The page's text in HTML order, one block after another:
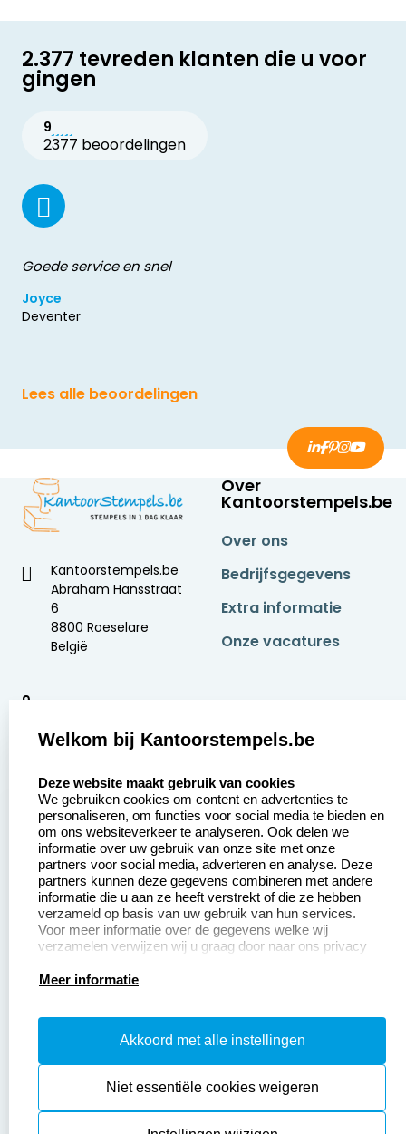
2.377 tevreden klanten die u voor
gingen
9
2377 beoordelingen
Goede service en snel
Joyce
Deventer
Lees alle beoordelingen
Kantoorstempels.be
Abraham Hansstraat
6
8800 Roeselare
België
9
Over
Kantoorstempels.be
Over ons
Bedrijfsgegevens
Extra informatie
Onze vacatures
Aanvraag op maat
Betaling &
Verzending
Wederverkoper
worden
Contact opnemen
Veel gestelde vragen
Retourneren
Herroepingsrecht
Productinformatie:
Instructiepagina
Safety Sheets
Sitemap
Welkom bij Kantoorstempels.be
Deze website maakt gebruik van cookies
We gebruiken cookies om content en advertenties te
personaliseren, om functies voor social media te bieden en
om ons websiteverkeer te analyseren. Ook delen we
informatie over uw gebruik van onze site met onze
partners voor social media, adverteren en analyse. Deze
partners kunnen deze gegevens combineren met andere
informatie die u aan ze heeft verstrekt of die ze hebben
verzameld op basis van uw gebruik van hun services.
Voor meer informatie over de gegevens welke wij
verzamelen verwijzen wij u graag door naar ons privacy
Meer informatie
Akkoord met alle instellingen
Niet essentiële cookies weigeren